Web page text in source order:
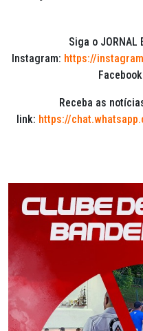
Siga o JORNAL
Instagram: https://
Receba as
link: https://